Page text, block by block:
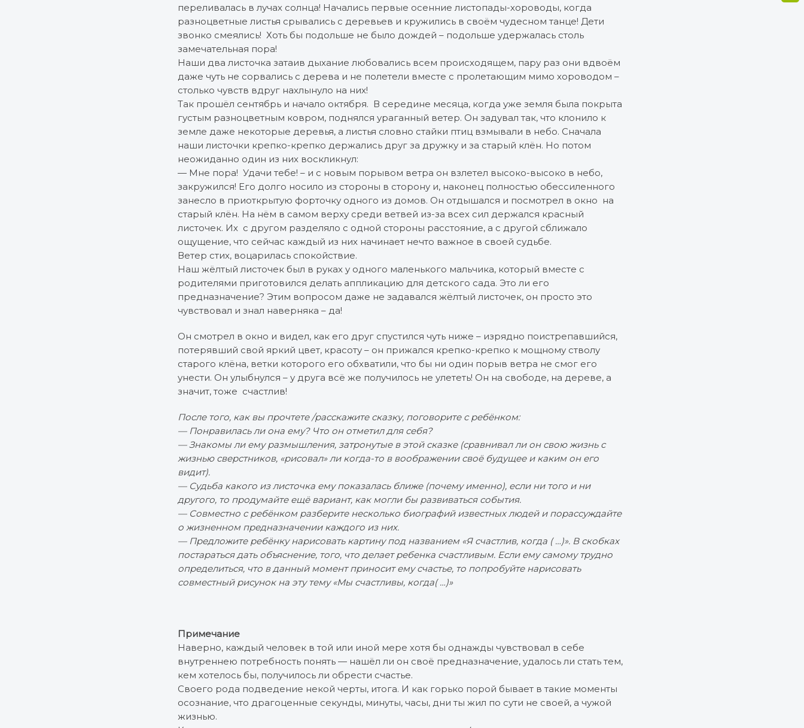
переливалась в лучах солнца! Начались первые осенние листопады-хороводы, когда
разноцветные листья срывались с деревьев и кружились в своём чудесном танце! Дети
звонко смеялись! Хоть бы подольше не было дождей – подольше удержалась столь
замечательная пора!
Наши два листочка затаив дыхание любовались всем происходящем, пару раз они вдвоём
даже чуть не сорвались с дерева и не полетели вместе с пролетающим мимо хороводом –
столько чувств вдруг нахлынуло на них!
Так прошёл сентябрь и начало октября. В середине месяца, когда уже земля была покрыта
густым разноцветным ковром, поднялся ураганный ветер. Он задувал так, что клонило к
земле даже некоторые деревья, а листья словно стайки птиц взмывали в небо. Сначала
наши листочки крепко-крепко держались друг за дружку и за старый клён. Но потом
неожиданно один из них воскликнул:
— Мне пора! Удачи тебе! – и с новым порывом ветра он взлетел высоко-высоко в небо,
закружился! Его долго носило из стороны в сторону и, наконец полностью обессиленного
занесло в приоткрытую форточку одного из домов. Он отдышался и посмотрел в окно на
старый клён. На нём в самом верху среди ветвей из-за всех сил держался красный
листочек. Их с другом разделяло с одной стороны расстояние, а с другой сближало
ощущение, что сейчас каждый из них начинает нечто важное в своей судьбе.
Ветер стих, воцарилась спокойствие.
Наш жёлтый листочек был в руках у одного маленького мальчика, который вместе с
родителями приготовился делать аппликацию для детского сада. Это ли его
предназначение? Этим вопросом даже не задавался жёлтый листочек, он просто это
чувствовал и знал наверняка – да!
Он смотрел в окно и видел, как его друг спустился чуть ниже – изрядно поистрепавшийся,
потерявший свой яркий цвет, красоту – он прижался крепко-крепко к мощному стволу
старого клёна, ветки которого его обхватили, что бы ни один порыв ветра не смог его
унести. Он улыбнулся – у друга всё же получилось не улететь! Он на свободе, на дереве, а
значит, тоже счастлив!
После того, как вы прочтете /расскажите сказку, поговорите с ребёнком:
— Понравилась ли она ему? Что он отметил для себя?
— Знакомы ли ему размышления, затронутые в этой сказке (сравнивал ли он свою жизнь с
жизнью сверстников, «рисовал» ли когда-то в воображении своё будущее и каким он его
видит).
— Судьба какого из листочка ему показалась ближе (почему именно), если ни того и ни
другого, то продумайте ещё вариант, как могли бы развиваться события.
— Совместно с ребёнком разберите несколько биографий известных людей и порассуждайте
о жизненном предназначении каждого из них.
— Предложите ребёнку нарисовать картину под названием «Я счастлив, когда ( …)». В скобках
постараться дать объяснение, того, что делает ребенка счастливым. Если ему самому трудно
определиться, что в данный момент приносит ему счастье, то попробуйте нарисовать
совместный рисунок на эту тему «Мы счастливы, когда( …)»
Примечание
Наверно, каждый человек в той или иной мере хотя бы однажды чувствовал в себе
внутреннею потребность понять — нашёл ли он своё предназначение, удалось ли стать тем,
кем хотелось бы, получилось ли обрести счастье.
Своего рода подведение некой черты, итога. И как горько порой бывает в такие моменты
осознание, что драгоценные секунды, минуты, часы, дни ты жил по сути не своей, а чужой
жизнью.